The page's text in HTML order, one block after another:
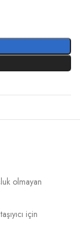
olmayan
için